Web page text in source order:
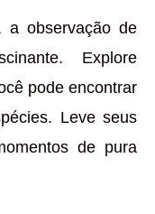
a observação de
Explore
pode encontrar
Leve seus
de pura